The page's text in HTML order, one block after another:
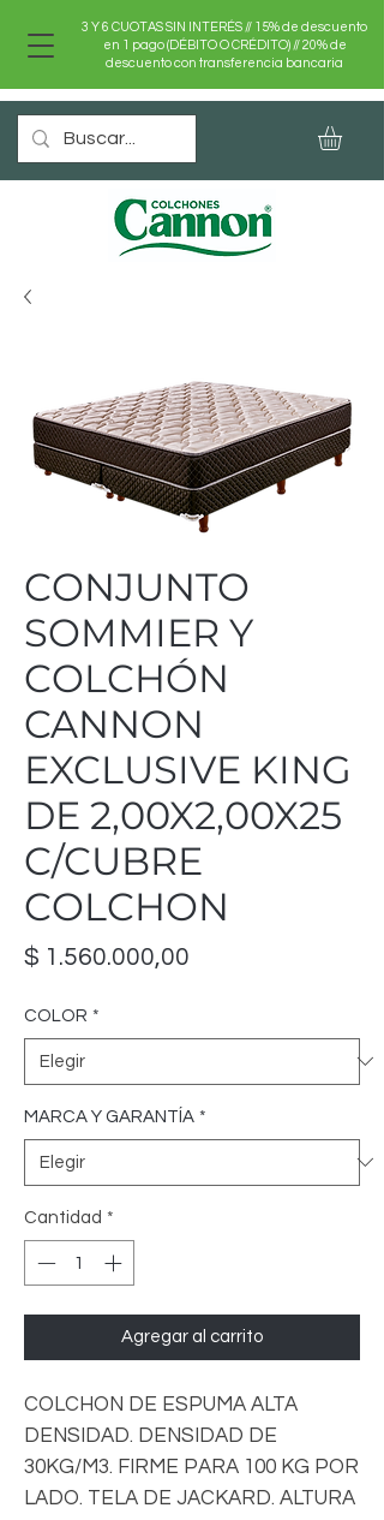
3 Y 6 CUOTAS SIN INTERÉS // 15% de descuento
en 1 pago (DÉBITO O CRÉDITO) //20% de
descuento con transferencia bancaria
CONJUNTO
SOMMIER Y
COLCHÓN
CANNON
EXCLUSIVE KING
DE 2,00X2,00X25
C/CUBRE
COLCHON
$ 1.560.000,00
COLOR *
MARCA Y GARANTÍA *
Cantidad *
Agregar al carrito
COLCHON DE ESPUMA ALTA
DENSIDAD. DENSIDAD DE
30KG/M3. FIRME PARA 100 KG POR
LADO. TELA DE JACKARD. ALTURA